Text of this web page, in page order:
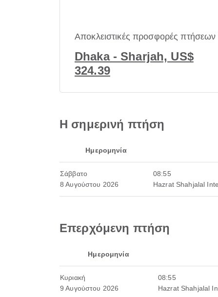
Αποκλειστικές προσφορές πτήσεων
Dhaka - Sharjah, US$
324.39
Η σημερινή πτήση
Ημερομηνία
Σάββατο
8 Αυγούστου 2026
08:55
Hazrat Shahjalal
Επερχόμενη πτήση
Ημερομηνία
Κυριακή
9 Αυγούστου 2026
08:55
Hazrat Shahjalal